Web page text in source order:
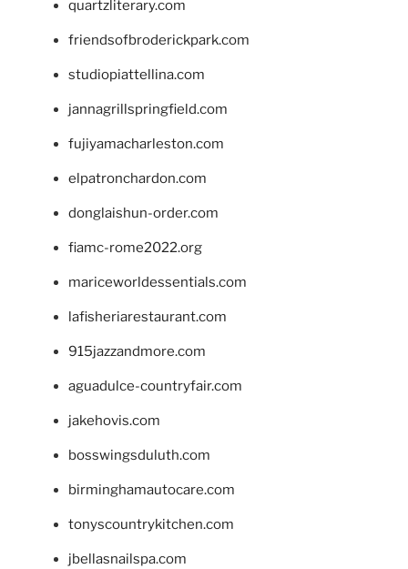
quartzliterary.com
friendsofbroderickpark.com
studiopiattellina.com
jannagrillspringfield.com
fujiyamacharleston.com
elpatronchardon.com
donglaishun-order.com
fiamc-rome2022.org
mariceworldessentials.com
lafisheriarestaurant.com
915jazzandmore.com
aguadulce-countryfair.com
jakehovis.com
bosswingsduluth.com
birminghamautocare.com
tonyscountrykitchen.com
jbellasnailspa.com